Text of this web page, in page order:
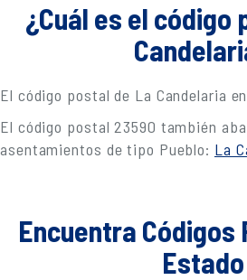
¿Cuál es el código
El código postal de La Candelaria
El código postal 23590 también
asentamientos de tipo Pueblo: La
Encuentra
Estado